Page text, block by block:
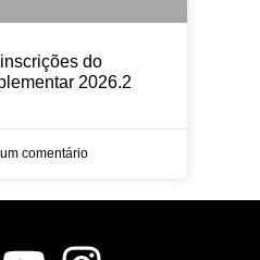
do
2026.2
comentário